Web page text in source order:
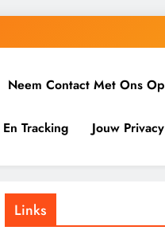
Neem Contact Met Ons Op
Tracking Jouw Privacy
Links